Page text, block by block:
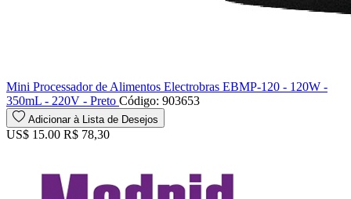
Mini Processador de Alimentos Electrobras EBMP-120 - 120W -
350mL - 220V - Preto Código: 903653
Adicionar à Lista de Desejos
US$ 15.00 R$ 78,30